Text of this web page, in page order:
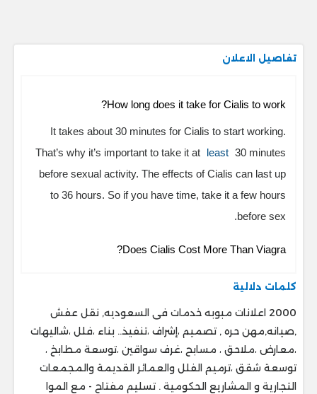
تفاصيل الاعلان
How long does it take for Cialis to work?
It takes about 30 minutes for Cialis to start working.
That’s why it’s important to take it at least 30 minutes
before sexual activity. The effects of Cialis can last up
to 36 hours. So if you have time, take it a few hours
before sex.
Does Cialis Cost More Than Viagra?
كلمات دلالية
2000 اعلانات مبوبه خدمات فى السعوديه, نقل عفش
,صيانه,مهن حره , تصميم ،إشراف ،تنفيذ.. ‎بناء ،فلل ،شاليهات
،معارض ،ملاحق ، ‎مسابح ،غرف سواقين ،توسعة مطابخ ،
‎توسعة شقق ،ترميم الفلل والعمائر القديمة والمجمعات
التجارية و المشاريع الحكومية . ‎تسليم مفتاح - مع الموا